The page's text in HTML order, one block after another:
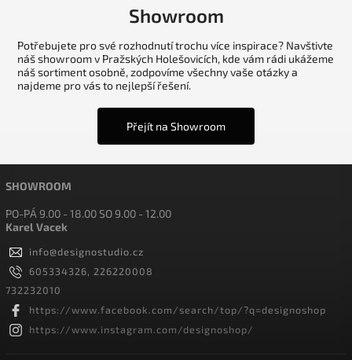
Showroom
Potřebujete pro své rozhodnutí trochu více inspirace? Navštivte
náš showroom v Pražských Holešovicích, kde vám rádi ukážeme
náš sortiment osobně, zodpovíme všechny vaše otázky a
najdeme pro vás to nejlepší řešení.
Přejít na Showroom
SHOWROOM
PO-PÁ 9.00 - 18.00 SO 9.00 - 12.00
Karel Vacek
info@designostudio.cz
605334326, 226220008
732232010
https://www.facebook.com/search/top/?q=designoshop
https://www.instagram.com/designoshop/